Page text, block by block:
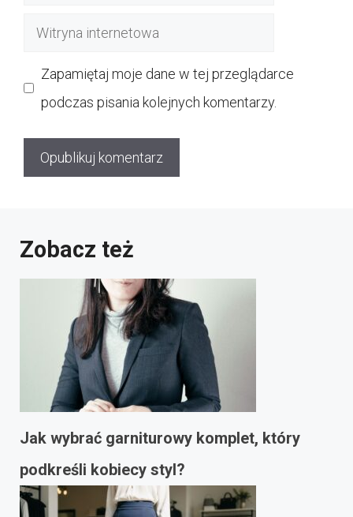
Witryna
Zapamiętaj moje dane w tej przeglądarce
podczas pisania kolejnych komentarzy.
Zobacz też
Jak wybrać garniturowy komplet, który
podkreśli kobiecy styl?